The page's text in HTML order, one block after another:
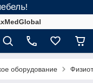
оборудование